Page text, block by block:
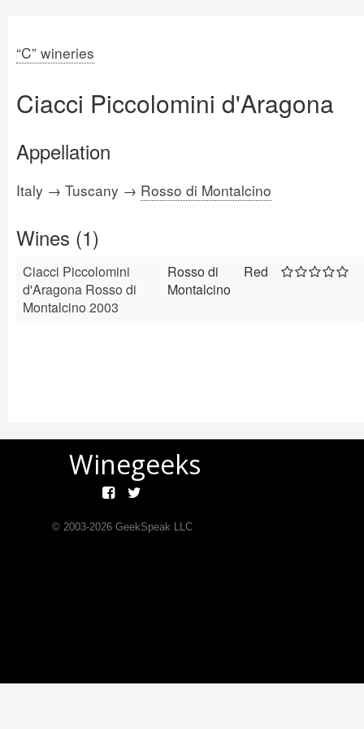
“C” wineries
Ciacci Piccolomini d'Aragona
Appellation
Italy → Tuscany → Rosso di Montalcino
Wines (1)
Ciacci Piccolomini
d'Aragona Rosso di
Montalcino 2003
Rosso di
Montalcino
Red
Winegeeks
© 2003-2026GeekSpeak LLC